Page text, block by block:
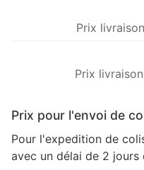
Prix pour l'envoi de
Pour l'expedition de
avec un délai de 2 jours